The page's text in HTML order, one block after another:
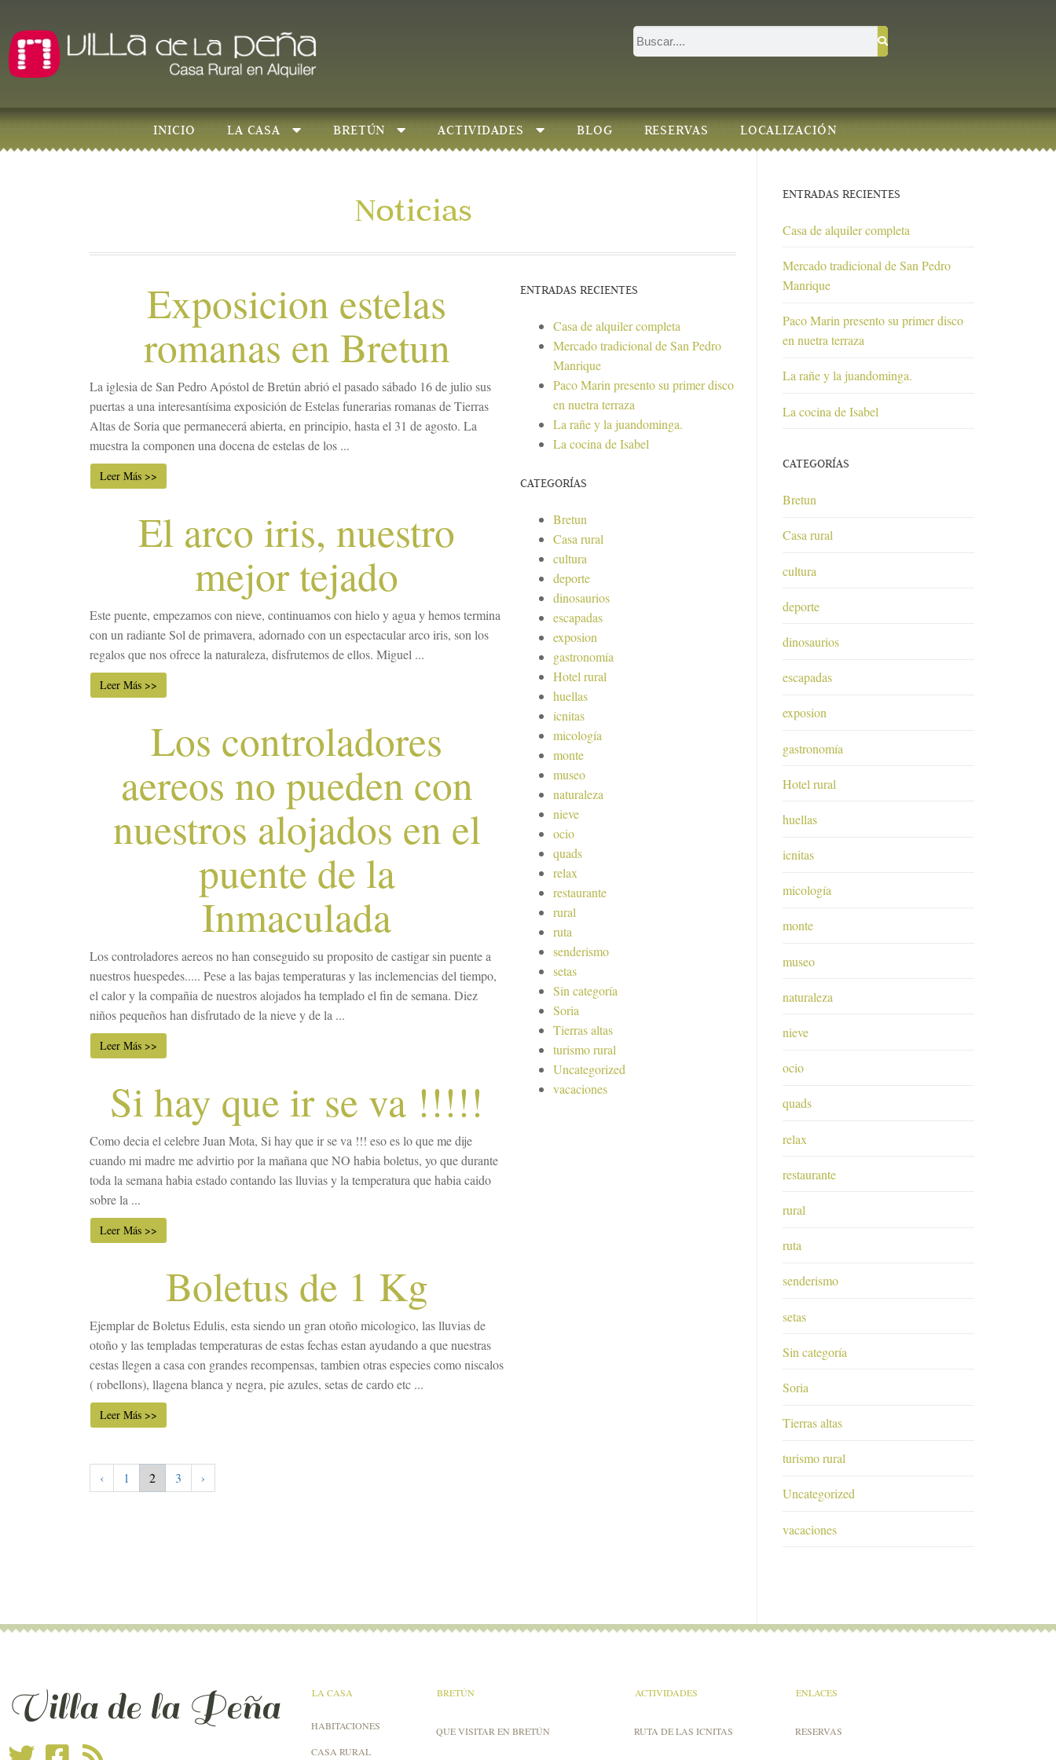
INICIO LA CASA BRETÚN ACTIVIDADES BLOG RESERVAS LOCALIZACIÓN
Noticias
Exposicion estelas
romanas en Bretun
La iglesia de San Pedro Apóstol de Bretún abrió el pasado sábado 16 de julio sus
puertas a una interesantísima exposición de Estelas funerarias romanas de Tierras
Altas de Soria que permanecerá abierta, en principio, hasta el 31 de agosto. La
muestra la componen una docena de estelas de los ...
Leer Más >>
El arco iris, nuestro
mejor tejado
Este puente, empezamos con nieve, continuamos con hielo y agua y hemos termina
con un radiante Sol de primavera, adornado con un espectacular arco iris, son los
regalos que nos ofrece la naturaleza, disfrutemos de ellos. Miguel ...
Leer Más >>
Los controladores
aereos no pueden con
nuestros alojados en el
puente de la
Inmaculada
Los controladores aereos no han conseguido su proposito de castigar sin puente a
nuestros huespedes..... Pese a las bajas temperaturas y las inclemencias del tiempo,
el calor y la compañia de nuestros alojados ha templado el fin de semana. Diez
niños pequeños han disfrutado de la nieve y de la ...
Leer Más >>
Si hay que ir se va !!!!!
Como decia el celebre Juan Mota, Si hay que ir se va !!! eso es lo que me dije
cuando mi madre me advirtio por la mañana que NO habia boletus, yo que durante
toda la semana habia estado contando las lluvias y la temperatura que habia caido
sobre la ...
Leer Más >>
Boletus de 1 Kg
Ejemplar de Boletus Edulis, esta siendo un gran otoño micologico, las lluvias de
otoño y las templadas temperaturas de estas fechas estan ayudando a que nuestras
cestas llegen a casa con grandes recompensas, tambien otras especies como niscalos
( robellons), llagena blanca y negra, pie azules, setas de cardo etc ...
Leer Más >>
‹ 1 2 3 ›
ENTRADAS RECIENTES
Casa de alquiler completa
Mercado tradicional de San Pedro
Manrique
Paco Marin presento su primer disco
en nuetra terraza
La rañe y la juandominga.
La cocina de Isabel
CATEGORÍAS
Bretun
Casa rural
cultura
deporte
dinosaurios
escapadas
exposion
gastronomía
Hotel rural
huellas
icnitas
micología
monte
museo
naturaleza
nieve
ocio
quads
relax
restaurante
rural
ruta
senderismo
setas
Sin categoría
Soria
Tierras altas
turismo rural
Uncategorized
vacaciones
ENTRADAS RECIENTES
Casa de alquiler completa
Mercado tradicional de San Pedro
Manrique
Paco Marin presento su primer disco
en nuetra terraza
La rañe y la juandominga.
La cocina de Isabel
CATEGORÍAS
Bretun
Casa rural
cultura
deporte
dinosaurios
escapadas
exposion
gastronomía
Hotel rural
huellas
icnitas
micología
monte
museo
naturaleza
nieve
ocio
quads
relax
restaurante
rural
ruta
senderismo
setas
Sin categoría
Soria
Tierras altas
turismo rural
Uncategorized
vacaciones
Villa de la Peña LA CASA
HABITACIONES
CASA RURAL
BRETÚN
QUE VISITAR EN BRETÚN
ACTIVIDADES
RUTA DE LAS ICNITAS
ENLACES
RESERVAS